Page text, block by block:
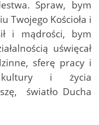
Spraw, bym
Twojego Kościoła i
i mądrości, bym
uświęcał
sferę pracy i
kultury i życia
światło Ducha